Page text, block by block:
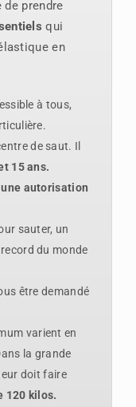
prendre
qui
en
à tous,
de saut. Il
15 ans.
une autorisation
sauter, un
du monde
être demandé
varient en
la grande
doit faire
120 kilos.